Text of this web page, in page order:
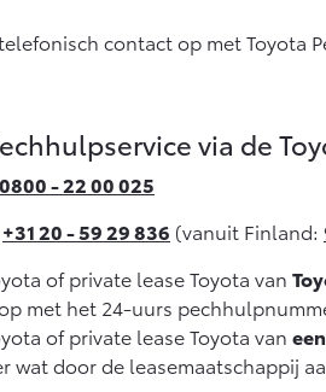
contact op met Toyota
via de
0800 - 22 00 025
+31 20 - 59 29 836 (vanuit Finland:
of private lease Toyota van
met het 24-uurs
of private lease Toyota van
wat door de leasemaatschappij